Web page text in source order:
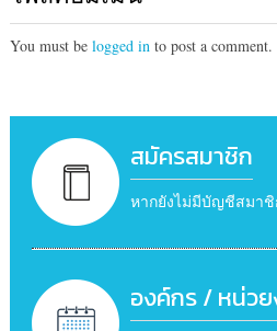
You must be logged into post a comment.
สมัครสมาชิก
หากยังไม่มีบัญชีสมา
องค์กร / หน่ว